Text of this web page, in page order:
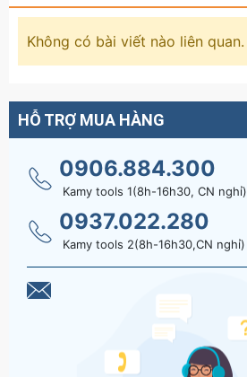
Không có bài viết nào liên quan.
HỖ TRỢ MUA HÀNG
0906.884.300
Kamy tools 1(8h-16h30, CN nghỉ)
0937.022.280
Kamy tools 2(8h-16h30,CN nghỉ)